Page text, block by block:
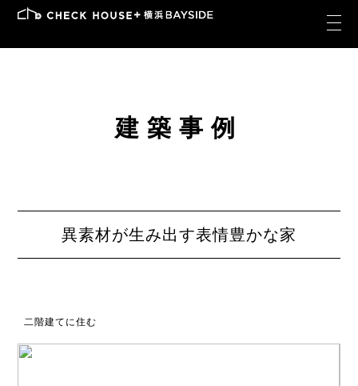
建築事例
異素材が生み出す表情豊かな家
二階建てに住む